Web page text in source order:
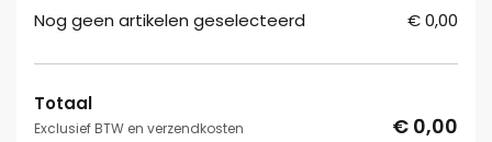
Nog geen artikelen geselecteerd € 0,00
Totaal
Exclusief BTW en verzendkosten € 0,00